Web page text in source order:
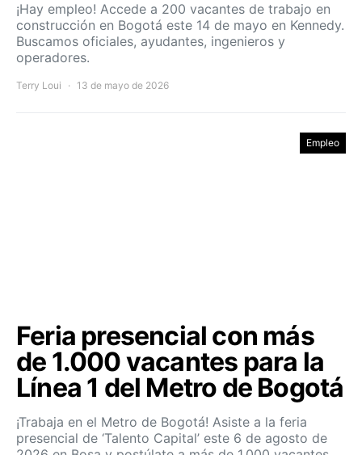
¡Hay empleo! Accede a 200 vacantes de trabajo en
construcción en Bogotá este 14 de mayo en Kennedy.
Buscamos oficiales, ayudantes, ingenieros y
operadores.
Terry Loui 13 de mayo de 2026
Empleo
Feria presencial con más
de 1.000 vacantes para la
Línea 1 del Metro de Bogotá
¡Trabaja en el Metro de Bogotá! Asiste a la feria
presencial de ‘Talento Capital’ este 6 de agosto de